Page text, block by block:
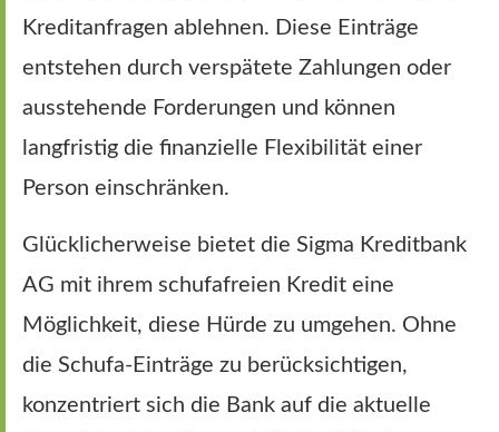
Kreditanfragen ablehnen. Diese Einträge
entstehen durch verspätete Zahlungen oder
ausstehende Forderungen und können
langfristig die finanzielle Flexibilität einer
Person einschränken.
Glücklicherweise bietet die Sigma Kreditbank
AG mit ihrem schufafreien Kredit eine
Möglichkeit, diese Hürde zu umgehen. Ohne
die Schufa-Einträge zu berücksichtigen,
konzentriert sich die Bank auf die aktuelle